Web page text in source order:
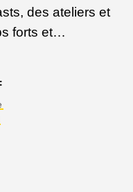
des ateliers et
forts et…